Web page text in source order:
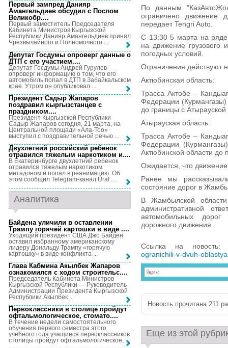
По данным
ограничено движение
передает Tengri Auto.
С 13:30 5 марта на ряде
на движение грузового
погодных условий.
Ограничения действуют
Актюбинская область:
Трасса Актобе –
Федерации
до границы с
Атырауская область:
Трасса Актобе –
Федерации
Актюбинской области до
Ожидается, что
Ранее мы
состояние дорог в
В Жамбылской
административной
автомобильных дорог
дорожного движения.
Ссылка на
ogranichili-v-dvuh-
Новость прочитана 211
Еще из этой
Первый зампред Данияр
Амангельдиев обсудил с Послом
Великобр....
Первый заместитель Председателя
Кабинета Министров Кыргызской
Республики Данияр Амангельдиев принял
Чрезвычайного и Полномочного ...
Депутат Госдумы опроверг данные о
ДТП с его участием....
Депутат Госдумы Андрей Гурулев
опроверг информацию о том, что его
автомобиль попал в ДТП в Забайкальском
крае. Утром он опубликовал ...
Президент Садыр Жапаров
поздравил кыргызстанцев с
праздником....
Президент Кыргызской Республики
Садыр Жапаров сегодня, 21 марта, на
Центральной площади «Ала-Тоо»
выступил с поздравительной речью ...
Двухлетний российский ребенок
отравился тяжелым наркотиком и....
В Екатеринбурге двухлетний ребенок
отравился тяжелым наркотиком
метадоном и попал в реанимацию. Об
этом сообщил Telegram-канал Ural ...
Аналитика
Байдена уличили в оставлении
Трампу горячей картошки в виде ....
Уходящий президент США Джо Байден
оставил избранному американскому
лидеру Дональду Трампу «горячую
картошку» в виде конфликта ...
Глава Кабмина Акылбек Жапаров
ознакомился с ходом строительс....
Председатель Кабинета Министров
Кыргызской Республики — Руководитель
Администрации Президента Кыргызской
Республики Акылбек ...
Первоклассники в столице пройдут
офтальмологическое, стомато....
В течение недели самостоятельного
обучения первого семестра этого
учебного года учащиеся первоклассников
столицы пройдут офтальмологическое, ...